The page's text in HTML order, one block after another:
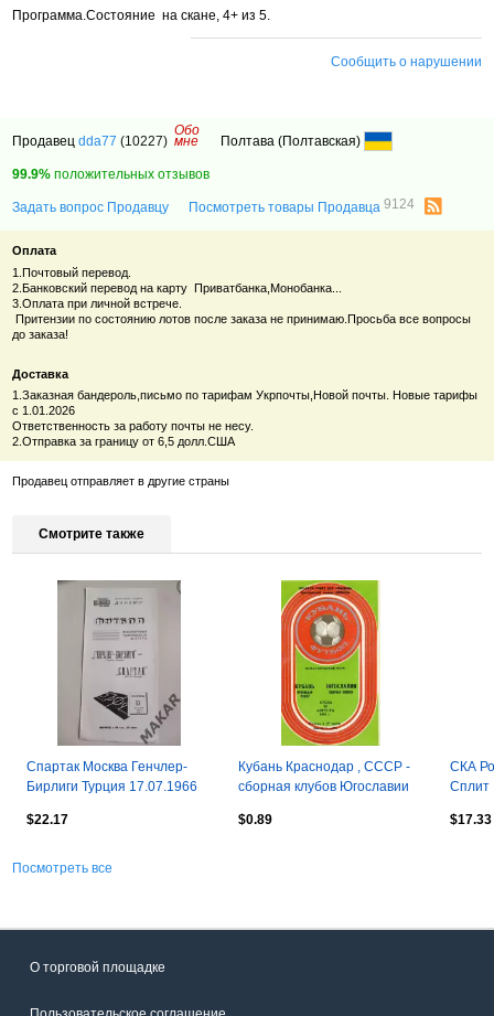
Программа.Состояние на скане, 4+ из 5.
Сообщить о нарушении
Продавецdda77 (10227)
Обо
мне Полтава (Полтавская)
99.9% положительных отзывов
Задать вопрос Продавцу Посмотреть товары Продавца9124
Оплата
1.Почтовый перевод.
2.Банковский перевод на карту Приватбанка,Монобанка...
3.Оплата при личной встрече.
Притензии по состоянию лотов после заказа не принимаю.Просьба все вопросы
до заказа!
Доставка
1.Заказная бандероль,письмо по тарифам Укрпочты,Новой почты. Новые тарифы
с 1.01.2026
Ответственность за работу почты не несу.
2.Отправка за границу от 6,5 долл.США
Продавец отправляет в другие страны
Смотрите также
Спартак Москва Генчлер-
Бирлиги Турция 17.07.1966
$22.17
Кубань Краснодар , СССР -
сборная клубов Югославии
$0.89
СКА
Сплит
$17.33
Посмотреть все
О торговой площадке